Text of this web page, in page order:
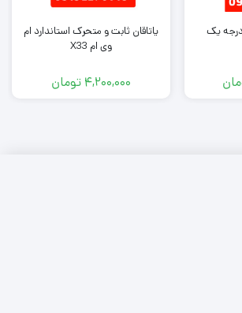
یاتاقان ثابت و متحرک استاندارد ام
وی ام X33
4,200,000 تومان